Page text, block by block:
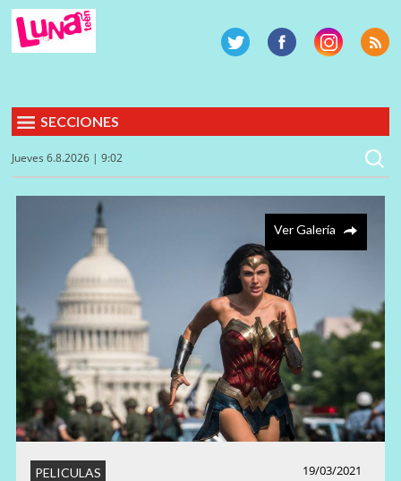
SECCIONES
Jueves 6.8.2026 | 9:02
Ver Galería
19/03/2021
PELICULAS